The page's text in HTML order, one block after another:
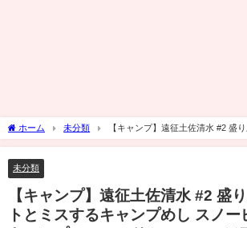
ホーム 未分類
【キャンプ】遠征土佐清水 #2 盛
るキャンプめし スノーピーク土佐清水キャンプフィールド
未分類
【キャンプ】遠征土佐清水 #2 盛
トとミスするキャンプめし スノ